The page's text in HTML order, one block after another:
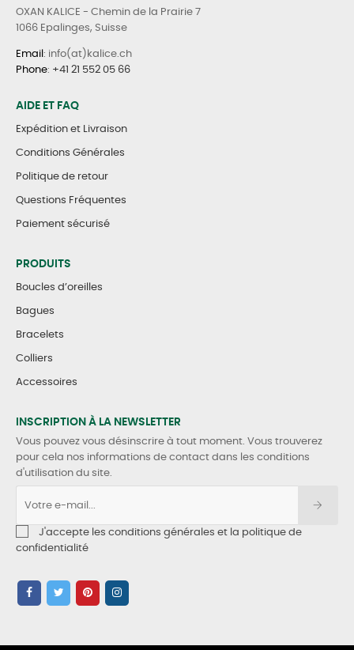
OXAN KALICE - Chemin de la Prairie 7
1066 Epalinges, Suisse
Email : info(at)kalice.ch
Phone: +41 21 552 05 66
AIDE ET FAQ
Expédition et Livraison
Conditions Générales
Politique de retour
Questions Fréquentes
Paiement sécurisé
PRODUITS
Boucles d’oreilles
Bagues
Bracelets
Colliers
Accessoires
INSCRIPTION À LA NEWSLETTER
Vous pouvez vous désinscrire à tout moment. Vous trouverez
pour cela nos informations de contact dans les conditions
d'utilisation du site.
J'accepte les conditions générales et la politique de
confidentialité